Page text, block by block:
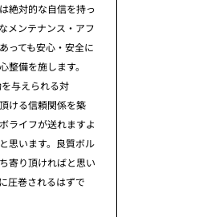
絶対的な自信を持っ
メンテナンス・アフ
っても安心・安全に
整備を施します。
与えられる対
ける信頼関係を築
ライフが送れますよ
思います。良質ボル
寄り頂ければと思い
圧巻されるはずで